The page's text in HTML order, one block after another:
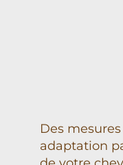
Des
adaptation